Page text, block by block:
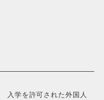
入学を許可された外国人